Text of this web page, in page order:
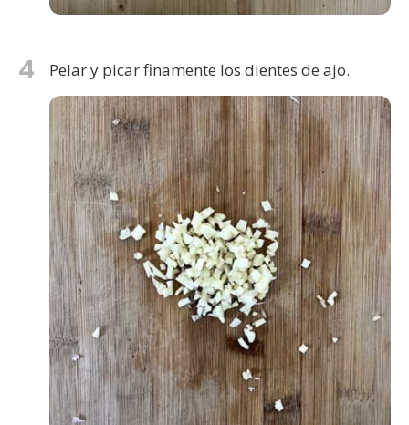
4 Pelar y picar finamente los dientes de ajo.